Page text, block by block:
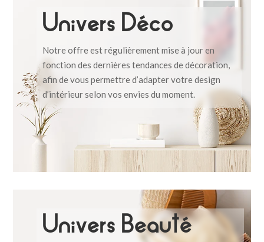
Univers Déco
Notre offre est régulièrement mise à jour en
fonction des dernières tendances de décoration,
afin de vous permettre d’adapter votre design
d’intérieur selon vos envies du moment.
Univers Beauté